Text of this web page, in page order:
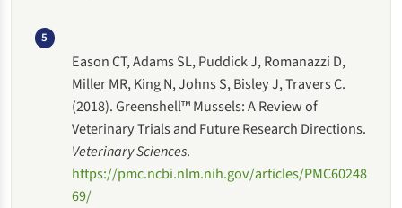
5
Eason CT, Adams SL, Puddick J, Romanazzi D,
Miller MR, King N, Johns S, Bisley J, Travers C.
(2018). Greenshell™ Mussels: A Review of
Veterinary Trials and Future Research Directions.
Veterinary Sciences.
https://pmc.ncbi.nlm.nih.gov/articles/PMC60248
69/